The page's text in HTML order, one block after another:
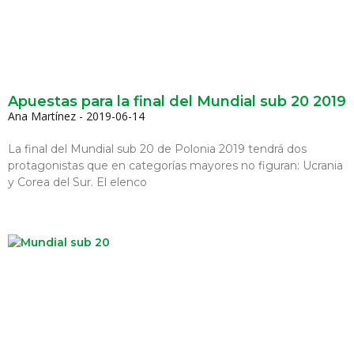
Apuestas para la final del Mundial sub 20 2019
Ana Martínez 2019-06-14
La final del Mundial sub 20 de Polonia 2019 tendrá dos
protagonistas que en categorías mayores no figuran: Ucrania
y Corea del Sur. El elenco